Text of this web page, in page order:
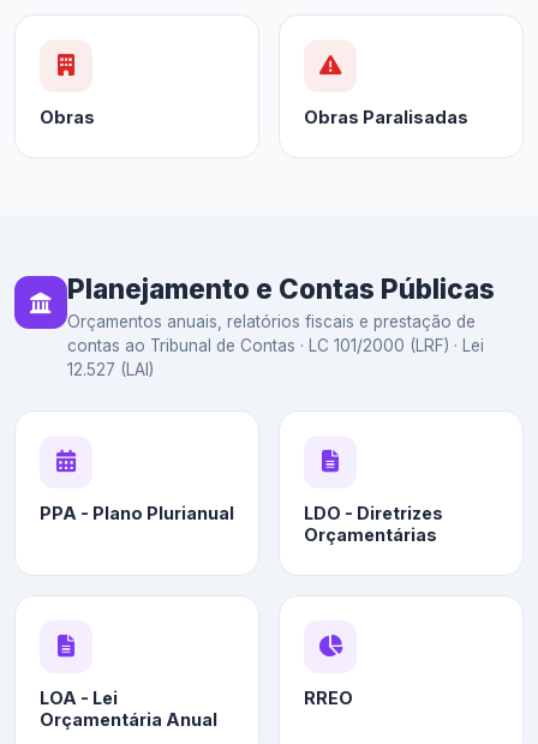
Obras Obras Paralisadas
Planejamento e Contas Públicas
Orçamentos anuais, relatórios fiscais e prestação de
contas ao Tribunal de Contas · LC 101/2000 (LRF) · Lei
12.527 (LAI)
PPA - Plano Plurianual
LDO - Diretrizes
Orçamentárias
LOA - Lei
Orçamentária Anual
RREO